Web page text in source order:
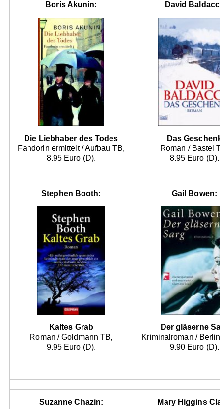
Boris Akunin:
Die Liebhaber des Todes
Fandorin ermittelt / Aufbau TB,
8.95 Euro (D).
David
Das
Roman / Bastei
8.95 Euro (D).
Stephen Booth:
Kaltes Grab
Roman / Goldmann TB,
9.95 Euro (D).
Gail Bowen:
Der gläserne
Kriminalroman /
9.90 Euro (D).
Suzanne Chazin: Mary Higgins